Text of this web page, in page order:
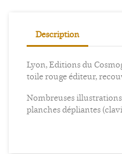
Description
Lyon, Editions du
toile rouge éditeur,
Nombreuses
planches dépliantes